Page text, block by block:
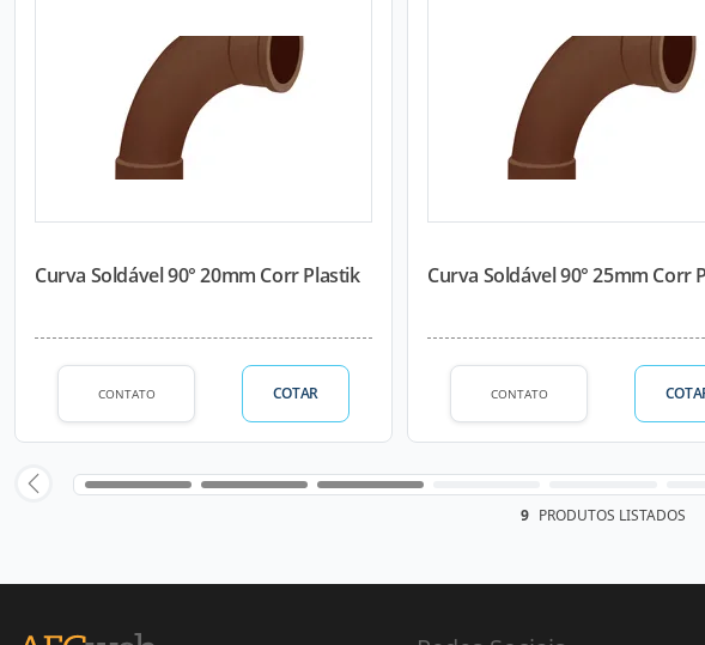
Curva Soldável 90° 20mm Corr Plastik
CONTATO COTAR
Curva Soldável 90° 25mm Corr
CONTATO
9 PRODUTOS LISTADOS